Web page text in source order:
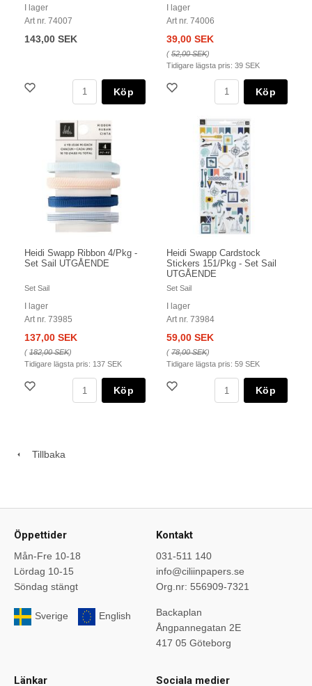
I lager
Art nr. 74007
143,00 SEK
Köp
I lager
Art nr. 74006
39,00 SEK
(52,00 SEK)
Tidigare lägsta pris: 39 SEK
Köp
Heidi Swapp Ribbon 4/Pkg -
Set Sail UTGÅENDE
Set Sail
I lager
Art nr. 73985
137,00 SEK
(182,00 SEK)
Tidigare lägsta pris: 137 SEK
Köp
Heidi Swapp Cardstock
Stickers 151/Pkg - Set Sail
UTGÅENDE
Set Sail
I lager
Art nr. 73984
59,00 SEK
(78,00 SEK)
Tidigare lägsta pris: 59 SEK
Köp
Tillbaka
Öppettider
Mån-Fre 10-18
Lördag 10-15
Söndag stängt
Sverige English
Kontakt
031-511 140
info@ciliinpapers.se
Org.nr: 556909-7321
Backaplan
Ångpannegatan 2E
417 05 Göteborg
Länkar Sociala medier